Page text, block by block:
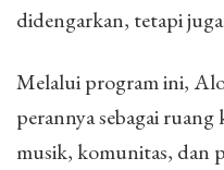
didengarkan, tetapi
Melalui program ini,
perannya sebagai
musik, komunitas, dan